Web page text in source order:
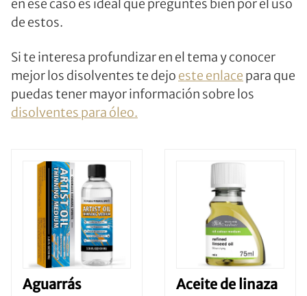
en ese caso es ideal que preguntes bien por el uso
de estos.
Si te interesa profundizar en el tema y conocer
mejor los disolventes te dejo este enlace para que
puedas tener mayor información sobre los
disolventes para óleo.
Aguarrás
Aceite de linaza